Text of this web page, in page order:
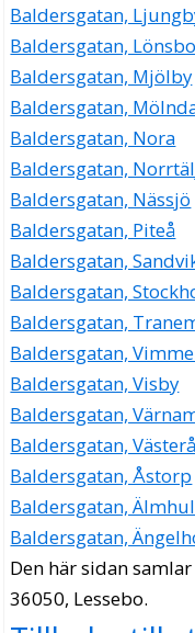
Baldersgatan,
Baldersgatan,
Baldersgatan, Mjölby
Baldersgatan,
Baldersgatan, Nora
Baldersgatan,
Baldersgatan, Nässjö
Baldersgatan, Piteå
Baldersgatan,
Baldersgatan,
Baldersgatan,
Baldersgatan,
Baldersgatan, Visby
Baldersgatan,
Baldersgatan,
Baldersgatan, Åstorp
Baldersgatan,
Baldersgatan,
Den här sidan
36050, Lessebo.